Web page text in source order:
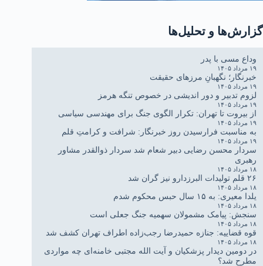
گزارش‌ها و تحلیل‌ها
وداع مسی با پدر
۱۹ مرداد ۱۴۰۵
خبرنگار؛ نگهبانِ مرزهای حقیقت
۱۹ مرداد ۱۴۰۵
لزوم تدبیر و دور اندیشی در خصوص تنگه هرمز
۱۹ مرداد ۱۴۰۵
از بیروت تا تهران: تکرار الگوی جنگ برای مهندسی سیاسی
۱۹ مرداد ۱۴۰۵
به مناسبت فرارسیدن روز خبرنگار: شرافت و کرامتِ قلم
۱۹ مرداد ۱۴۰۵
سردار محسن رضایی دبیر شعام شد سردار ذوالقدر مشاور
رهبری
۱۸ مرداد ۱۴۰۵
۲۶ قلم تولیدات البرزدارو نیز گران شد
۱۸ مرداد ۱۴۰۵
یلدا معیری: به ۱۵ سال حبس محکوم شدم
۱۸ مرداد ۱۴۰۵
سنجش: پیامک مشمولان سهمیه جنگ جعلی است
۱۸ مرداد ۱۴۰۵
قوه قضاییه: جنازه حمیدرضا رجب‌زاده اطراف تهران کشف شد
۱۸ مرداد ۱۴۰۵
در دومین دیدار پزشکیان و آیت الله مجتبی خامنه‌ای چه مواردی
مطرح شد؟